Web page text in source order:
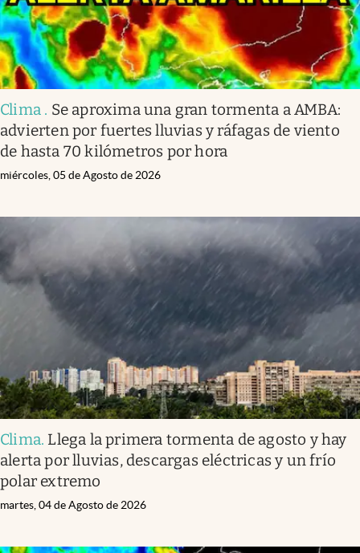
Clima . Se aproxima una gran tormenta a AMBA:
advierten por fuertes lluvias y ráfagas de viento
de hasta 70 kilómetros por hora
miércoles, 05 de Agosto de 2026
Clima. Llega la primera tormenta de agosto y hay
alerta por lluvias, descargas eléctricas y un frío
polar extremo
martes, 04 de Agosto de 2026